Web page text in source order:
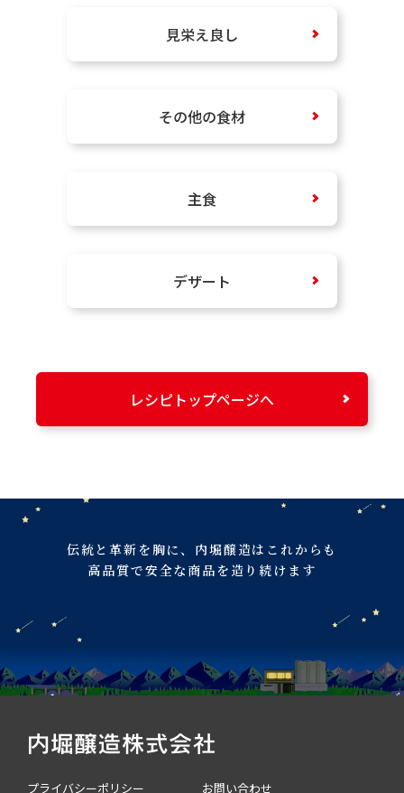
見栄え良し
その他の食材
主食
デザート
レシピトップページへ
伝統と革新を胸に、 内堀醸造はこれからも
高品質で安全な商品を造り続けます
プライバシーポリシー お問い合わせ